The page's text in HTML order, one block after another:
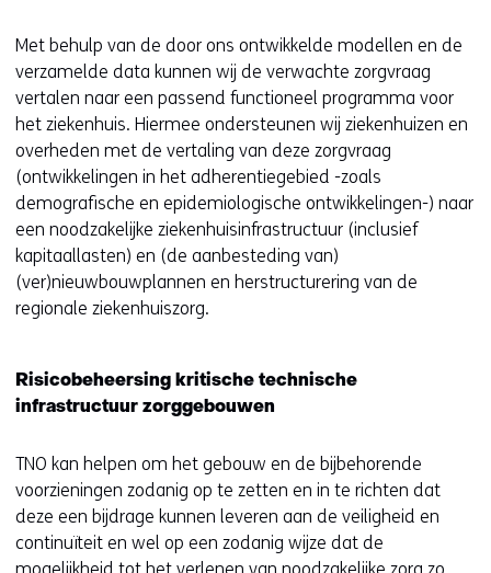
versnipperde
data
gericht
voor
ouderen
Met behulp van de door ons ontwikkelde modellen en de
verzamelde data kunnen wij de verwachte zorgvraag
vertalen naar een passend functioneel programma voor
het ziekenhuis. Hiermee ondersteunen wij ziekenhuizen en
overheden met de vertaling van deze zorgvraag
(ontwikkelingen in het adherentiegebied -zoals
demografische en epidemiologische ontwikkelingen-) naar
een noodzakelijke ziekenhuisinfrastructuur (inclusief
kapitaallasten) en (de aanbesteding van)
(ver)nieuwbouwplannen en herstructurering van de
regionale ziekenhuiszorg.
Risicobeheersing kritische technische
infrastructuur zorggebouwen
TNO kan helpen om het gebouw en de bijbehorende
voorzieningen zodanig op te zetten en in te richten dat
deze een bijdrage kunnen leveren aan de veiligheid en
continuïteit en wel op een zodanig wijze dat de